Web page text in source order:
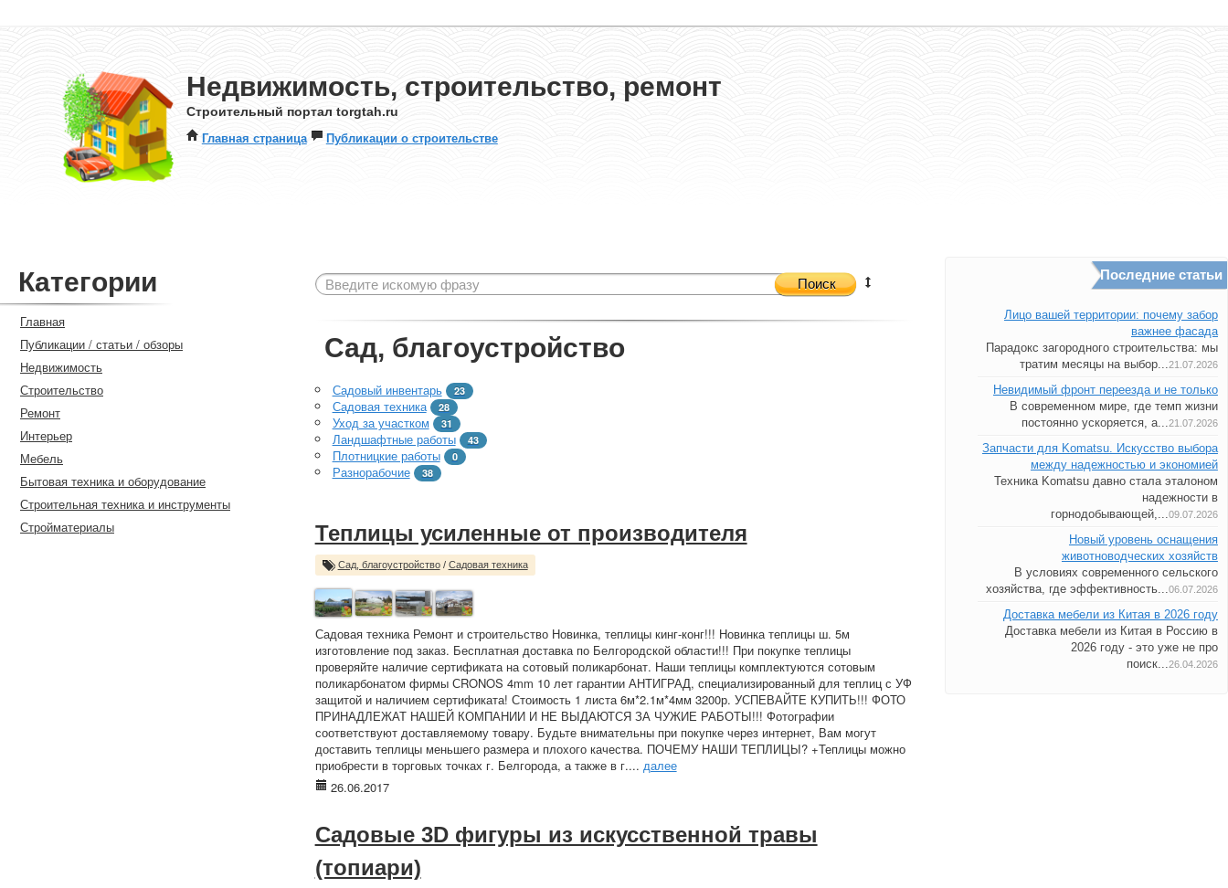
Недвижимость, строительство, ремонт
Строительный портал torgtah.ru
Главная страница Публикации о строительстве
Категории
Главная
Публикации / статьи / обзоры
Недвижимость
Строительство
Ремонт
Интерьер
Мебель
Бытовая техника и оборудование
Строительная техника и инструменты
Стройматериалы
Поиск
Сад, благоустройство
Садовый инвентарь 23
Садовая техника 28
Уход за участком 31
Ландшафтные работы 43
Плотницкие работы 0
Разнорабочие 38
Теплицы усиленные от производителя
Сад, благоустройство/ Садовая техника
Садовая техника Ремонт и строительство Новинка, теплицы кинг-конг!!! Новинка теплицы ш. 5м
изготовление под заказ. Бесплатная доставка по Белгородской области!!! При покупке теплицы
проверяйте наличие сертификата на сотовый поликарбонат. Наши теплицы комплектуются сотовым
поликарбонатом фирмы СRONOS 4mm 10 лет гарантии АНТИГРАД, специализированный для теплиц с УФ
защитой и наличием сертификата! Стоимость 1 листа 6м*2.1м*4мм 3200р. УСПЕВАЙТЕ КУПИТЬ!!! ФОТО
ПРИНАДЛЕЖАТ НАШЕЙ КОМПАНИИ И НЕ ВЫДАЮТСЯ ЗА ЧУЖИЕ РАБОТЫ!!! Фотографии
соответствуют доставляемому товару. Будьте внимательны при покупке через интернет, Вам могут
доставить теплицы меньшего размера и плохого качества. ПОЧЕМУ НАШИ ТЕПЛИЦЫ? +Теплицы можно
приобрести в торговых точках г. Белгорода, а также в г.... далее
26.06.2017
Садовые 3D фигуры из искусственной травы
(топиари)
Последние статьи
Лицо вашей территории: почему забор
важнее фасада
Парадокс загородного строительства: мы
тратим месяцы на выбор...21.07.2026
Невидимый фронт переезда и не только
В современном мире, где темп жизни
постоянно ускоряется, а...21.07.2026
Запчасти для Komatsu. Искусство выбора
между надежностью и экономией
Техника Komatsu давно стала эталоном
надежности в
горнодобывающей,...09.07.2026
Новый уровень оснащения
животноводческих хозяйств
В условиях современного сельского
хозяйства, где эффективность...06.07.2026
Доставка мебели из Китая в 2026 году
Доставка мебели из Китая в Россию в
2026 году - это уже не про
поиск...26.04.2026